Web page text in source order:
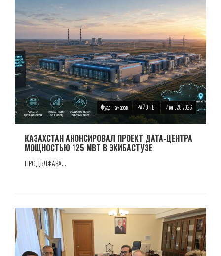
Фуад Намазов РАЙОНЫ Июн. 26 2026
КАЗАХСТАН АНОНСИРОВАЛ ПРОЕКТ ДАТА-ЦЕНТРА
МОЩНОСТЬЮ 125 МВТ В ЭКИБАСТУЗЕ
ПРОДЪЛЖАВА...